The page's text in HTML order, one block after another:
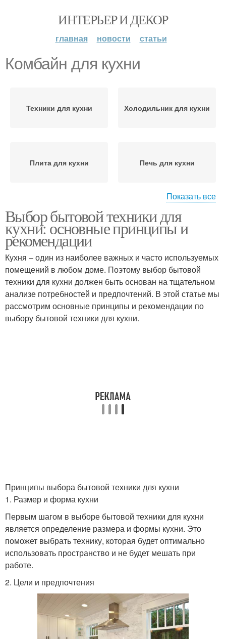
ИНТЕРЬЕР И ДЕКОР
главная новости статьи
Комбайн для кухни
Техники для кухни Холодильник для кухни
Плита для кухни Печь для кухни
Машина для кухни Кухонный комбайн
Техник для кухни
Показать все
Выбор бытовой техники для
кухни: основные принципы и
рекомендации
Кухня – один из наиболее важных и часто используемых
помещений в любом доме. Поэтому выбор бытовой
техники для кухни должен быть основан на тщательном
анализе потребностей и предпочтений. В этой статье мы
рассмотрим основные принципы и рекомендации по
выбору бытовой техники для кухни.
Принципы выбора бытовой техники для кухни
1. Размер и форма кухни
Первым шагом в выборе бытовой техники для кухни
является определение размера и формы кухни. Это
поможет выбрать технику, которая будет оптимально
использовать пространство и не будет мешать при
работе.
2. Цели и предпочтения